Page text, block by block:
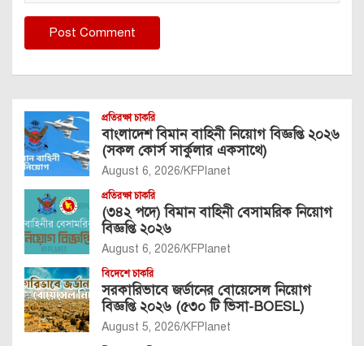
প্রতিরক্ষা চাকরি
বাংলাদেশ বিমান বাহিনী নিয়োগ বিজ্ঞপ্তি ২০২৬
(সকল কোর্স সার্কুলার একসাথে)
August 6, 2026 KFPlanet
প্রতিরক্ষা চাকরি
(৩৪২ পদে) বিমান বাহিনী বেসামরিক নিয়োগ
বিজ্ঞপ্তি ২০২৬
August 6, 2026 KFPlanet
বিদেশে চাকরি
সরকারিভাবে জর্ডানের বোয়েসেল নিয়োগ
বিজ্ঞপ্তি ২০২৬ (৫৩০ টি ভিসা-BOESL)
August 5, 2026 KFPlanet